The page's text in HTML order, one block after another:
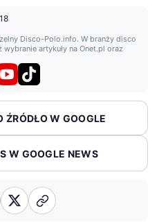
Disco-Polo.info. W branży disco
artykuły na Onet.pl oraz
ŹRÓDŁO W GOOGLE
W GOOGLE NEWS